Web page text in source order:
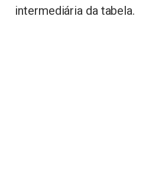
intermediária da tabela.